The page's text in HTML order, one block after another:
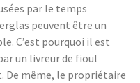
par le temps
peuvent être un
C’est pourquoi il est
un livreur de fioul
De même, le propriétaire